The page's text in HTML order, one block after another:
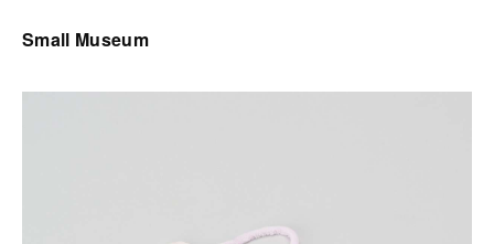
Small Museum